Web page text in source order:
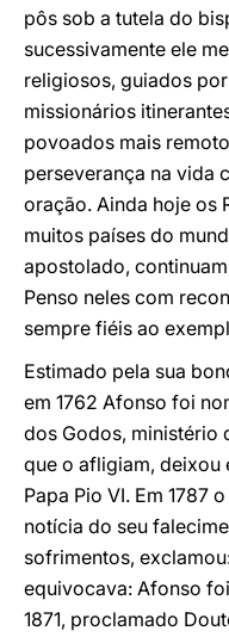
pôs sob a tutela do
sucessivamente ele
religiosos, guiados
missionários
povoados mais
perseverança na vida
oração. Ainda hoje os
muitos países do
apostolado,
Penso neles com
sempre fiéis ao
Estimado pela sua
em 1762 Afonso foi
dos Godos, ministério
que o afligiam, deixou
Papa Pio VI. Em 1787
notícia do seu
sofrimentos,
equivocava: Afonso
1871, proclamado